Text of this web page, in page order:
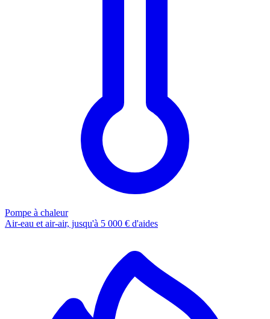
Pompe à chaleur
Air-eau et air-air, jusqu'à 5 000 € d'aides